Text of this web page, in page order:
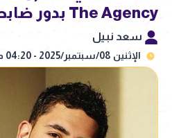
The Agency بدور ضابط إماراتي
سعد نبيل
الإثنين 08/سبتمبر/2025 - 04:20 م